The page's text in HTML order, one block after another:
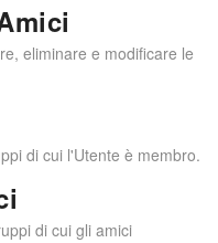
eliminare e modificare le
di cui l'Utente è membro.
di cui gli amici